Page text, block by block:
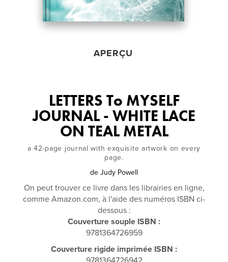
APERÇU
LETTERS To MYSELF
JOURNAL - WHITE LACE
ON TEAL METAL
a 42-page journal with exquisite artwork on every
page.
de Judy Powell
On peut trouver ce livre dans les librairies en ligne,
comme Amazon.com, à l'aide des numéros ISBN ci-
dessous :
Couverture souple ISBN :
9781364726959
Couverture rigide imprimée ISBN :